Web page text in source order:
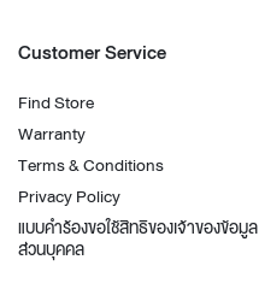
Customer Service
Find Store
Warranty
Terms & Conditions
Privacy Policy
แบบคำร้องขอใช้สิทธิของเจ้าของข้อมูล
ส่วนบุคคล